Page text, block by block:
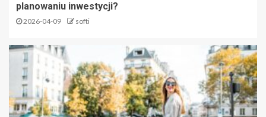
planowaniu inwestycji?
2026-04-09 softi